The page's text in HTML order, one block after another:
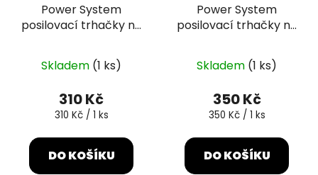
Power System
posilovací trhačky na
černé
Skladem (1 ks)
310 Kč
Měrná
310 Kč / 1 ks
DO KOŠÍKU
Power System
posilovací trhačky na
červené
Skladem (1 ks)
350 Kč
Měrná
350 Kč / 1 ks
DO KOŠÍKU